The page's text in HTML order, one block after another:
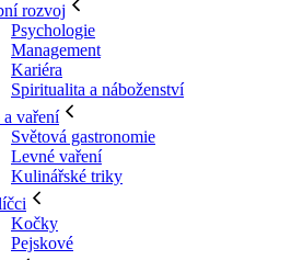
rozvoj
Psychologie
Management
Kariéra
Spiritualita a náboženství
a vaření
Světová gastronomie
Levné vaření
Kulinářské triky
Kočky
Pejskové